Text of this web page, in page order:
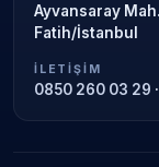
Ayvansaray
Fatih/İstanbul
İLETIŞIM
0850 260 03 29 ·